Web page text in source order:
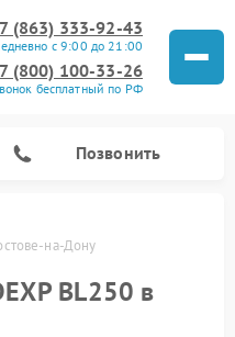
(863) 333-92-43
с 9:00 до 21:00
(800) 100-33-26
бесплатный по РФ
Позвонить
на-Дону
BL250 в